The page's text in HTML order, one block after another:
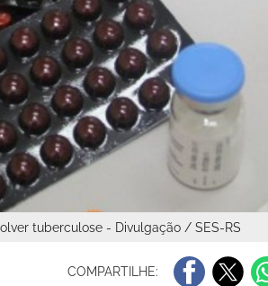
tuberculose - Divulgação / SES-RS
COMPARTILHE: